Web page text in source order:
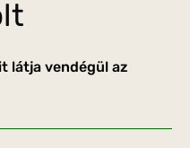
látja vendégül az